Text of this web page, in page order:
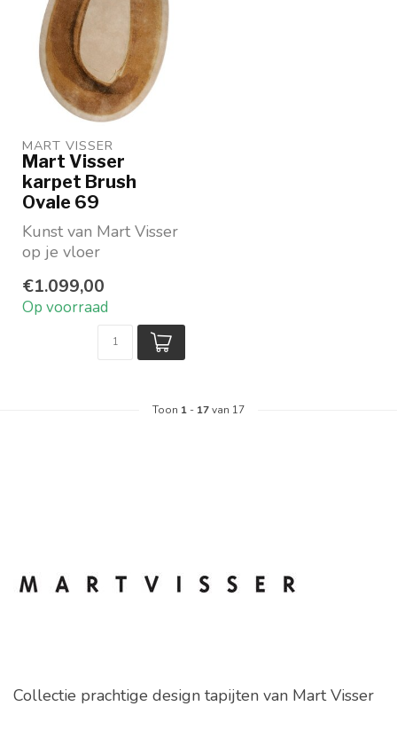
MART VISSER
Mart Visser
karpet Brush
Ovale 69
Kunst van Mart Visser
op je vloer
Beschikbaar in 4
prachtige kleur...
€1.099,00
Op voorraad
Toon 1 - 17van 17
Collectie prachtige design tapijten van Mart Visser